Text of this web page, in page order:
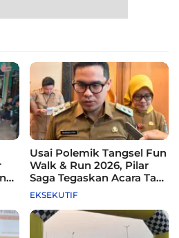
Usai Polemik Tangsel Fun
Walk & Run 2026, Pilar
Saga Tegaskan Acara Tak
Difasilitasi Pemkot
EKSEKUTIF